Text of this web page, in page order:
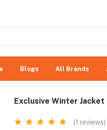
Blogs All Brands
Exclusive Winter
(1 reviews)